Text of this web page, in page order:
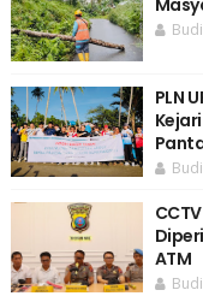
PLN
ATM